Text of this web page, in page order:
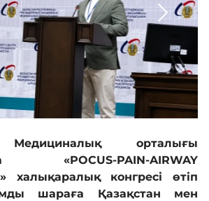
көретіндерге
нұсқа
орталығы
«POCUS-PAIN-AIRWAY
халықаралық конгресі өтіп
шараға Қазақстан мен